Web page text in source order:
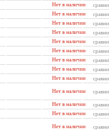
Нет в наличии
Нет в наличии
Нет в наличии
Нет в наличии
Нет в наличии
Нет в наличии
Нет в наличии
Нет в наличии
Нет в наличии
Нет в наличии
Нет в наличии
Нет в наличии
Нет в наличии